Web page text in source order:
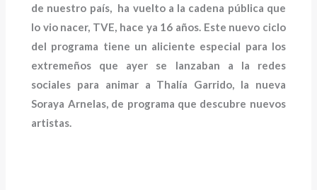
de nuestro país, ha vuelto a la cadena pública que
lo vio nacer, TVE, hace ya 16 años. Este nuevo ciclo
del programa tiene un aliciente especial para los
extremeños que ayer se lanzaban a la redes
sociales para animar a Thalía Garrido, la nueva
Soraya Arnelas, de programa que descubre nuevos
artistas.